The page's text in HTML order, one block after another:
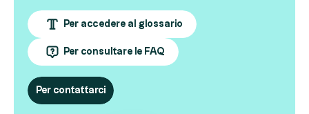
Per accedere al glossario
Per consultare le FAQ
Per contattarci